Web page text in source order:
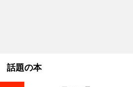
話題の本